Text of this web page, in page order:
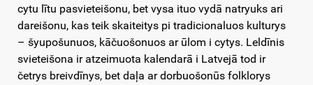
cytu lītu pasvieteišonu, bet vysa ituo vydā natryuks ari
dareišonu, kas teik skaiteitys pi tradicionaluos kulturys
– šyupošunuos, kāčuošonuos ar ūlom i cytys. Leldīnis
svieteišona ir atzeimuota kalendarā i Latvejā tod ir
četrys breivdīnys, bet daļa ar dorbuošonūs folklorys